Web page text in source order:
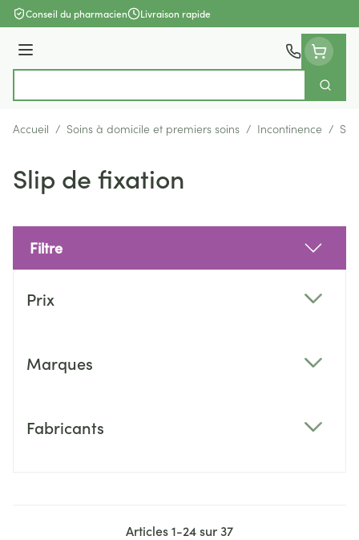
Aller au contenu
Conseil du pharmacien Livraison rapide
Menu
Accueil / Soins à domicile et premiers soins / Incontinence /
Slip de fixation
Filtre
Prix
Marques
Fabricants
Articles1-24sur37